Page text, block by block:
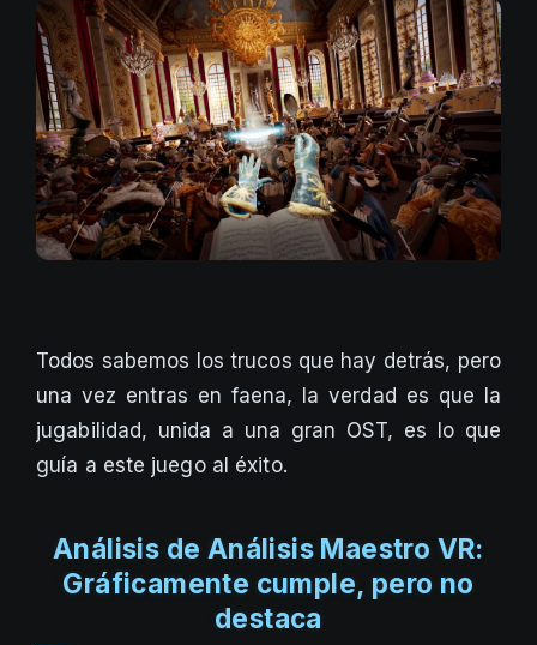
Todos sabemos los trucos que hay detrás, pero
una vez entras en faena, la verdad es que la
jugabilidad, unida a una gran OST, es lo que
guía a este juego al éxito.
Análisis de Análisis Maestro VR:
Gráficamente cumple, pero no
destaca